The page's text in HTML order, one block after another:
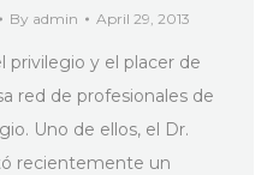
By admin April 29, 2013
privilegio y el placer de
red de profesionales de
Uno de ellos, el Dr.
recientemente un